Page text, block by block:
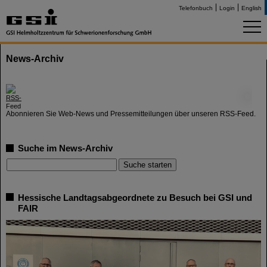
Telefonbuch Login English
News-Archiv
Abonnieren Sie Web-News und Pressemitteilungen über unseren RSS-Feed.
Suche im News-Archiv
Hessische Landtagsabgeordnete zu Besuch bei GSI und
FAIR